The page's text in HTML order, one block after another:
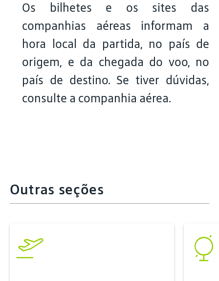
Os bilhetes e os sites das
companhias aéreas informam a
hora local da partida, no país de
origem, e da chegada do voo, no
país de destino. Se tiver dúvidas,
consulte a companhia aérea.
Outras seções